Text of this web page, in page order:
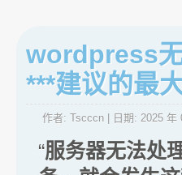
wordpress
***建议的最
作者: Tscccn | 日期: 2025 年
“服务器无法处